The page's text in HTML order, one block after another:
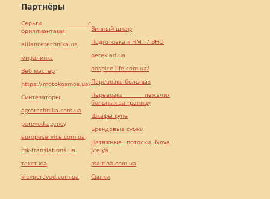
Партнёры
Серьги с
бриллиантами
alliancetechnika.ua
миралинкс
Веб мастер
https://motokosmos.ua/
Синтезаторы
agrotechnika.com.ua
perevod.agency
europeservice.com.ua
mk-translations.ua
текст юа
kievperevod.com.ua
Винный шкаф
Подготовка к НМТ / ВНО
pereklad.ua
hospice-life.com.ua/
Перевозка больных
Перевозка лежачих
больных за границу
Шкафы купе
Брендовые сумки
Натяжные потолки Nova
Stelya
maltina.com.ua
Cылки